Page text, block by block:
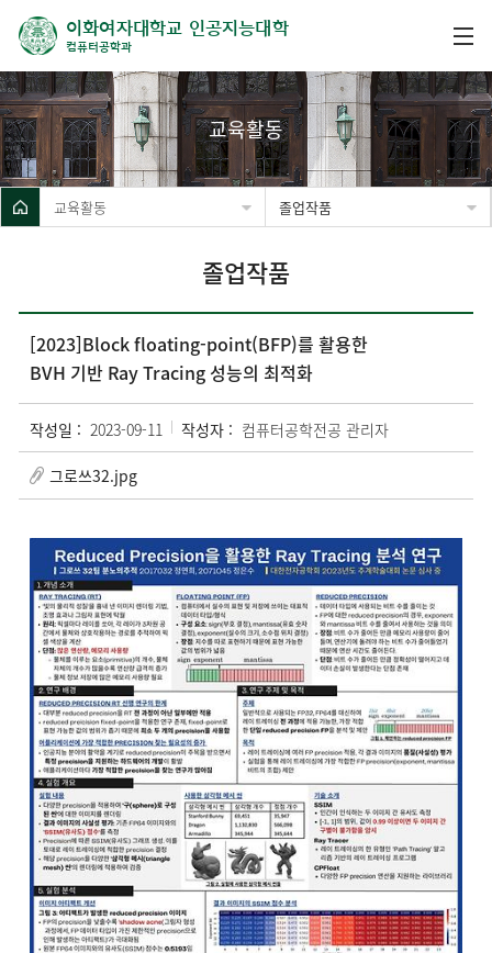
이화여자대학교 인공지능대학
컴퓨터공학과
교육활동
교육활동 졸업작품
졸업작품
[2023]Block floating-point(BFP)를 활용한
BVH 기반 Ray Tracing 성능의 최적화
작성일 : 2023-09-11 작성자 : 컴퓨터공학전공 관리자
그로쓰32.jpg